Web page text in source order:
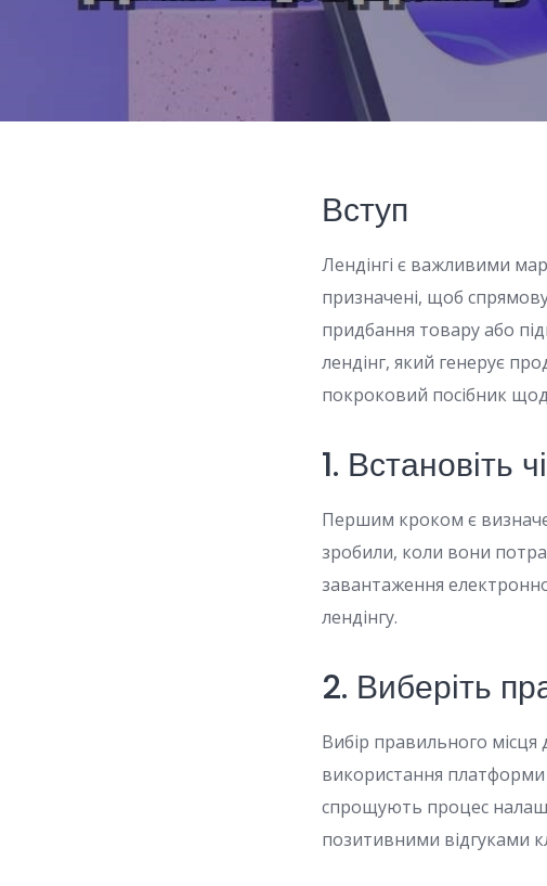
Вступ
Лендінгі є важливими
призначені, щоб
придбання товару або
лендінг, який генерує
покроковий посібник
1. Встановіть
Першим кроком є
зробили, коли вони
завантаження
лендінгу.
2. Виберіть
Вибір правильного місця
використання платформи
спрощують процес
позитивними відгуками